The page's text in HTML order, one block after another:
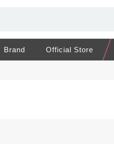
Brand Official Store